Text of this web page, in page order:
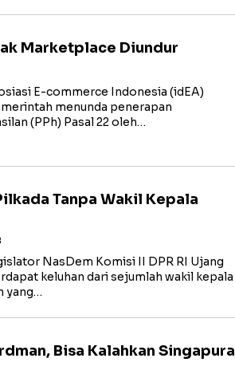
Marketplace Diundur
E-commerce Indonesia (idEA)
menunda penerapan
(PPh) Pasal 22 oleh…
Tanpa Wakil Kepala
NasDem Komisi II DPR RI Ujang
keluhan dari sejumlah wakil kepala
yang…
Bisa Kalahkan Singapura